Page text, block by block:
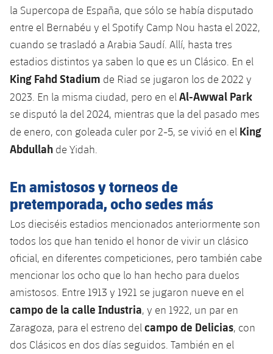
la Supercopa de España, que sólo se había disputado
entre el Bernabéu y el Spotify Camp Nou hasta el 2022,
cuando se trasladó a Arabia Saudí. Allí, hasta tres
estadios distintos ya saben lo que es un Clásico. En el
King Fahd Stadium de Riad se jugaron los de 2022 y
2023. En la misma ciudad, pero en el Al-Awwal Park
se disputó la del 2024, mientras que la del pasado mes
de enero, con goleada culer por 2-5, se vivió en el King
Abdullah de Yidah.
En amistosos y torneos de
pretemporada, ocho sedes más
Los dieciséis estadios mencionados anteriormente son
todos los que han tenido el honor de vivir un clásico
oficial, en diferentes competiciones, pero también cabe
mencionar los ocho que lo han hecho para duelos
amistosos. Entre 1913 y 1921 se jugaron nueve en el
campo de la calle Industria, y en 1922, un par en
Zaragoza, para el estreno del campo de Delicias, con
dos Clásicos en dos días seguidos. También en el